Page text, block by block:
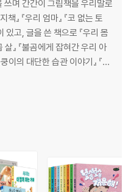
쓰며 간간이 그림책을 우리말로
』 『우리 엄마』 『코 없는 토
있고, 글을 쓴 책으로 『우리 몸
살』 『불곰에게 잡혀간 우리 아
이의 대단한 습관 이야기』 『내
면』 등이 있습니다. “서울에서
어요. 지금은 아파트에서 살